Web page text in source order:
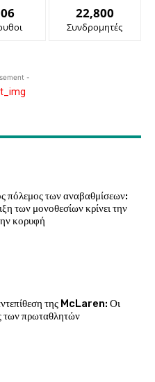
22,800
Συνδρομητές
-
πόλεμος των αναβαθμίσεων:
των μονοθεσίων κρίνει την
κορυφή
της McLaren: Οι
των πρωταθλητών